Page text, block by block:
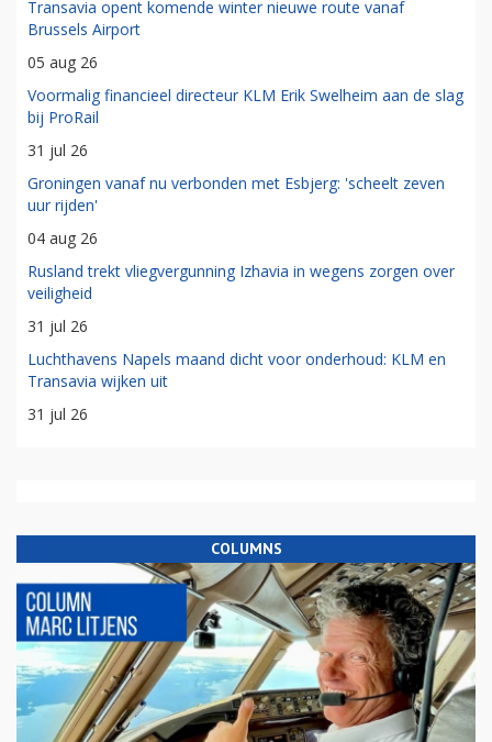
Transavia opent komende winter nieuwe route vanaf
Brussels Airport
05 aug 26
Voormalig financieel directeur KLM Erik Swelheim aan de slag
bij ProRail
31 jul 26
Groningen vanaf nu verbonden met Esbjerg: 'scheelt zeven
uur rijden'
04 aug 26
Rusland trekt vliegvergunning Izhavia in wegens zorgen over
veiligheid
31 jul 26
Luchthavens Napels maand dicht voor onderhoud: KLM en
Transavia wijken uit
31 jul 26
COLUMNS